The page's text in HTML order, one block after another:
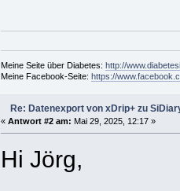
Meine Seite über Diabetes: http://
Meine Facebook-Seite: https://
Re: Datenexport von xDrip+ zu
« Antwort #2 am: Mai 29, 2025, 12:17 »
Hi Jörg,